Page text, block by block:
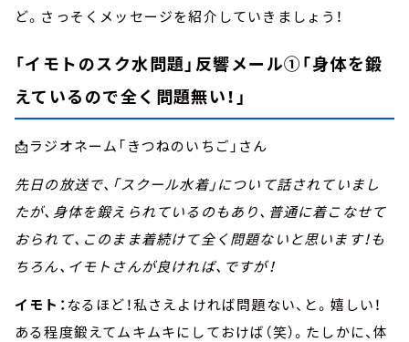
ど。さっそくメッセージを紹介していきましょう！
「イモトのスク水問題」反響メール①「身体を鍛
えているので全く問題無い！」
📩ラジオネーム「きつねのいちご」さん
先日の放送で、「スクール水着」について話されていまし
たが、身体を鍛えられているのもあり、普通に着こなせて
おられて、このまま着続けて全く問題ないと思います！も
ちろん、イモトさんが良ければ、ですが！
イモト： なるほど！私さえよければ問題ない、と。嬉しい！
ある程度鍛えてムキムキにしておけば（笑）。たしかに、体